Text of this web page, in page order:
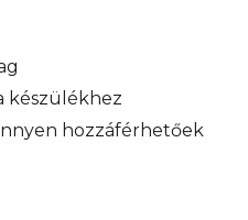
készülékhez
hozzáférhetőek